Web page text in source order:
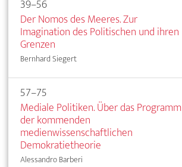
39–56
Der Nomos des Meeres. Zur
Imagination des Politischen und ihren
Grenzen
Bernhard Siegert
57–75
Mediale Politiken. Über das Programm
der kommenden
medienwissenschaftlichen
Demokratietheorie
Alessandro Barberi